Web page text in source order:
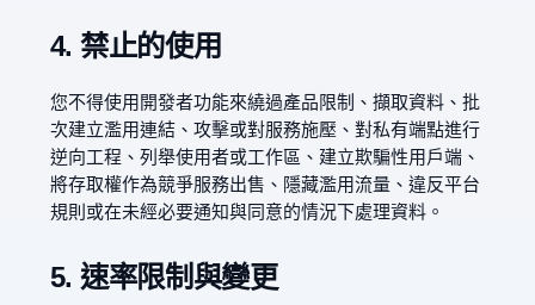
4. 禁止的使用
您不得使用開發者功能來繞過產品限制、擷取資料、批
次建立濫用連結、攻擊或對服務施壓、對私有端點進行
逆向工程、列舉使用者或工作區、建立欺騙性用戶端、
將存取權作為競爭服務出售、隱藏濫用流量、違反平台
規則或在未經必要通知與同意的情況下處理資料。
5. 速率限制與變更